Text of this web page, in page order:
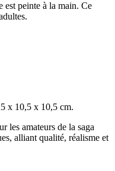
est peinte à la main. Ce
x 10,5 x 10,5 cm.
les amateurs de la saga
alliant qualité, réalisme et